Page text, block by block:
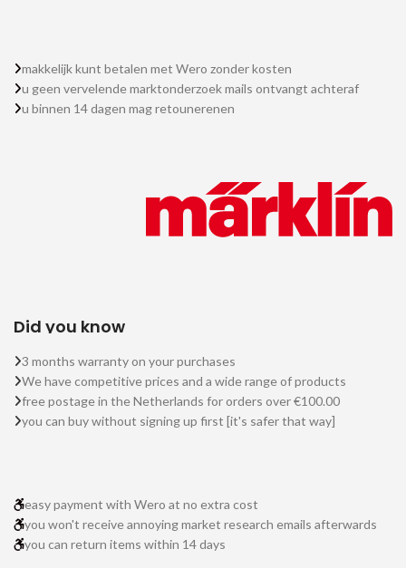
makkelijk kunt betalen met Wero zonder kosten
u geen vervelende marktonderzoek mails ontvangt achteraf
u binnen 14 dagen mag retounerenen
Did you know
3 months warranty on your purchases
We have competitive prices and a wide range of products
free postage in the Netherlands for orders over €100.00
you can buy without signing up first [it's safer that way]
easy payment with Wero at no extra cost
you won't receive annoying market research emails afterwards
you can return items within 14 days